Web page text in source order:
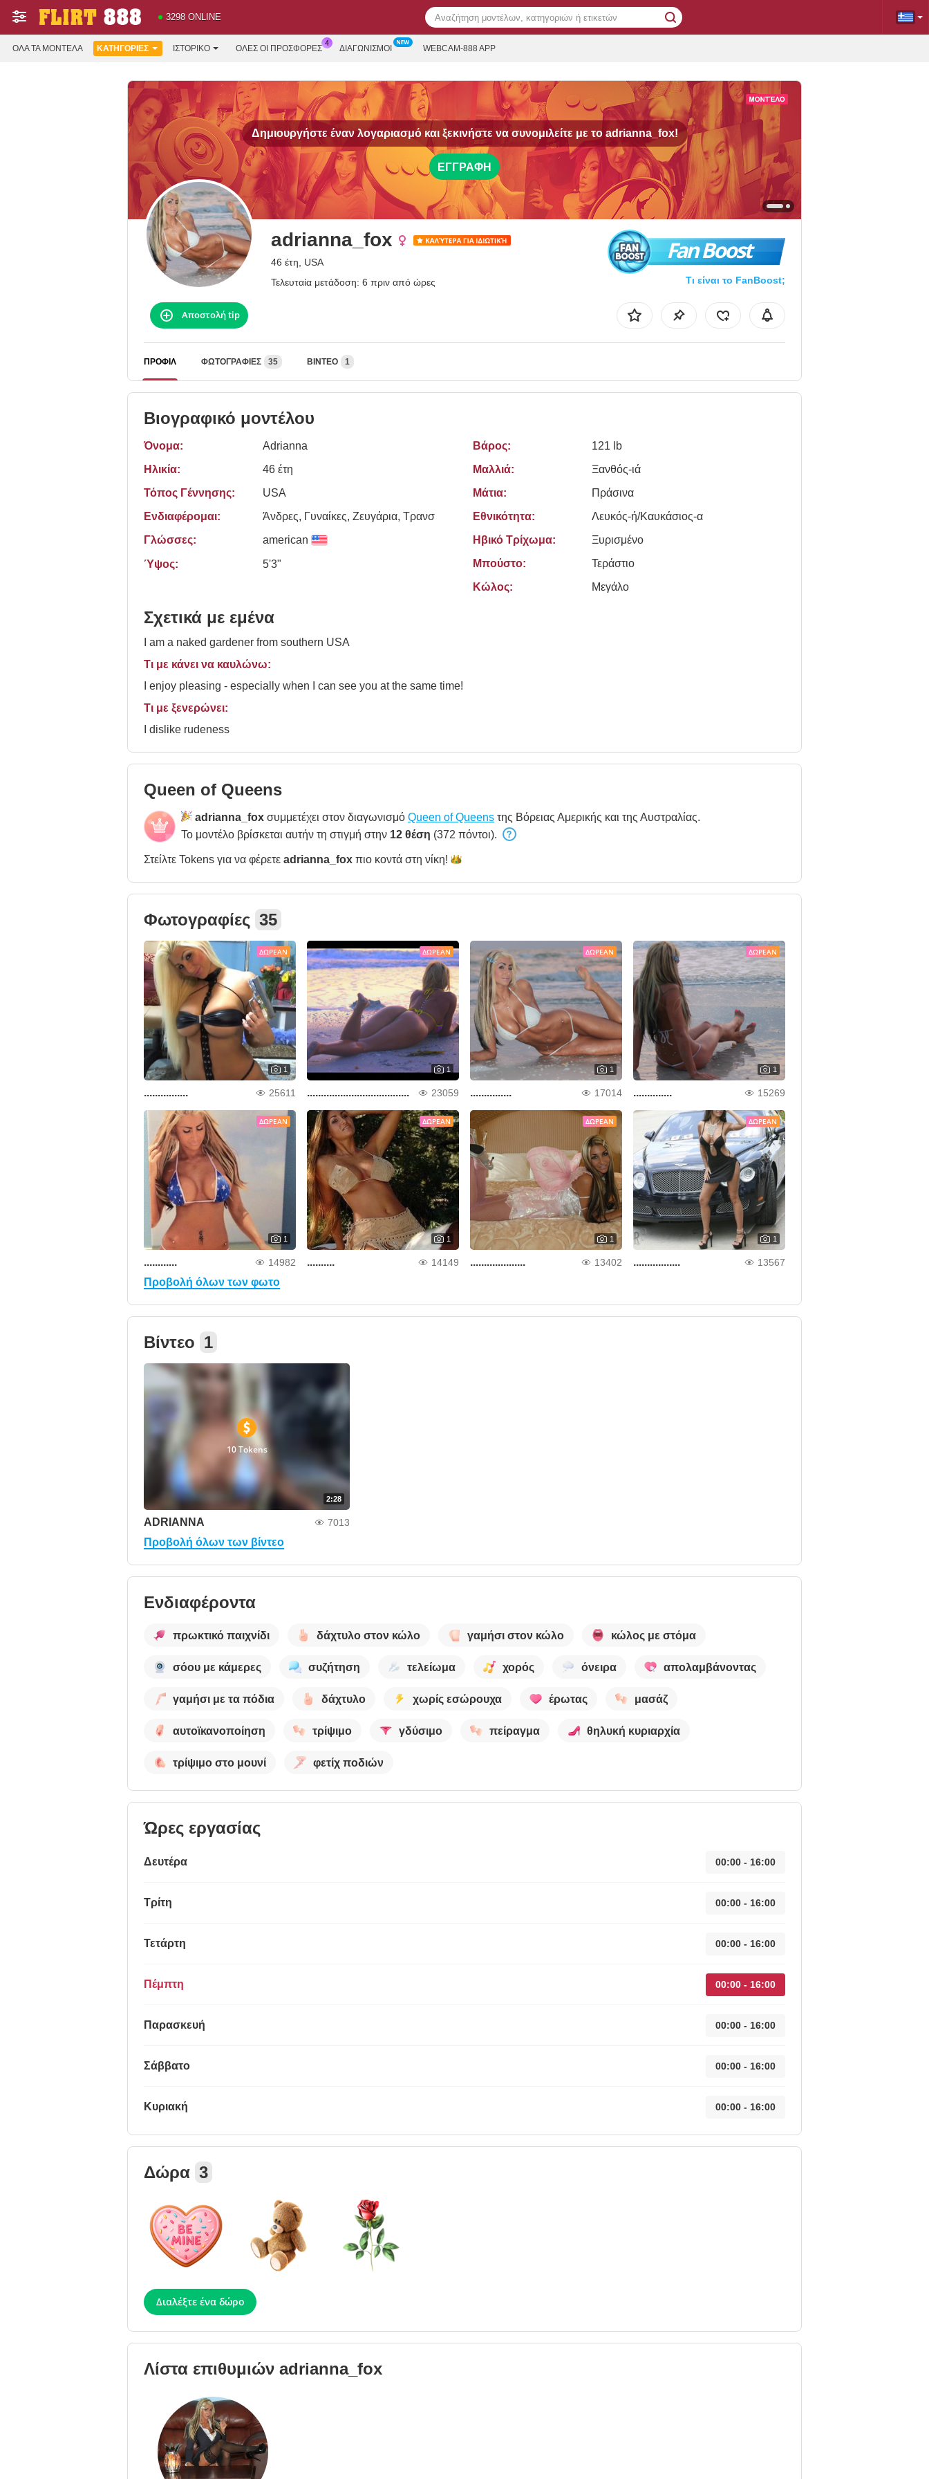
3298 ONLINE
ΌΛΑ ΤΑ ΜΟΝΤΈΛΑ ΚΑΤΗΓΟΡΊΕΣ ΙΣΤΟΡΙΚΌ ΟΛΕΣ ΟΙ ΠΡΟΣΦΟΡΕΣ ΔΙΑΓΩΝΙΣΜΟΊ WEBCAM-888 APP
Δημιουργήστε έναν λογαριασμό και ξεκινήστε να συνομιλείτε με το adrianna_fox!
ΕΓΓΡΑΦΉ
adrianna_fox
46 έτη, USA
Τελευταία μετάδοση: 6 πριν από ώρες
Fan Boost
Τι είναι το FanBoost;
Αποστολή tip
ΠΡΟΦΊΛ ΦΩΤΟΓΡΑΦΊΕΣ 35 ΒΊΝΤΕΟ 1
Βιογραφικό μοντέλου
Όνομα:
Adrianna
Ηλικία:
46 έτη
Τόπος Γέννησης:
USA
Ενδιαφέρομαι:
Άνδρες, Γυναίκες, Zευγάρια, Τρανσ
Γλώσσες:
american
Ύψος: 5'3"
Βάρος:
121 lb
Μαλλιά:
Ξανθός-ιά
Μάτια:
Πράσινα
Εθνικότητα:
Λευκός-ή/Καυκάσιος-α
Ηβικό Τρίχωμα:
Ξυρισμένο
Μπούστο:
Τεράστιο
Κώλος:
Μεγάλο
Σχετικά με εμένα
I am a naked gardener from southern USA
Τι με κάνει να καυλώνω:
I enjoy pleasing - especially when I can see you at the same time!
Τι με ξενερώνει:
I dislike rudeness
Queen of Queens
adrianna_fox συμμετέχει στον διαγωνισμό Queen of Queens της Βόρειας Αμερικής και της Αυστραλίας.
Το μοντέλο βρίσκεται αυτήν τη στιγμή στην 12 θέση (372 πόντοι).
Στείλτε Tokens για να φέρετε adrianna_fox πιο κοντά στη νίκη!
Φωτογραφίες 35
ΔΩΡΕΆΝ
1
................ 25611
ΔΩΡΕΆΝ
1
..................................... 23059
ΔΩΡΕΆΝ
1
............... 17014
ΔΩΡΕΆΝ
1
.............. 15269
ΔΩΡΕΆΝ
1
............ 14982
ΔΩΡΕΆΝ
1
.......... 14149
ΔΩΡΕΆΝ
1
.................... 13402
ΔΩΡΕΆΝ
1
................. 13567
Προβολή όλων των φωτο
Βίντεο 1
2:28
10 Tokens
ADRIANNA 7013
Προβολή όλων των βίντεο
Ενδιαφέροντα
πρωκτικό παιχνίδι δάχτυλο στον κώλο γαμήσι στον κώλο κώλος με στόμα
σόου με κάμερες συζήτηση τελείωμα χορός όνειρα απολαμβάνοντας
γαμήσι με τα πόδια δάχτυλο χωρίς εσώρουχα έρωτας μασάζ
αυτοϊκανοποίηση τρίψιμο γδύσιμο πείραγμα θηλυκή κυριαρχία
τρίψιμο στο μουνί φετίχ ποδιών
Ώρες εργασίας
Δευτέρα 00:00 - 16:00
Τρίτη 00:00 - 16:00
Τετάρτη 00:00 - 16:00
Πέμπτη 00:00 - 16:00
Παρασκευή 00:00 - 16:00
Σάββατο 00:00 - 16:00
Κυριακή 00:00 - 16:00
Δώρα 3
Διαλέξτε ένα δώρο
Λίστα επιθυμιών adrianna_fox